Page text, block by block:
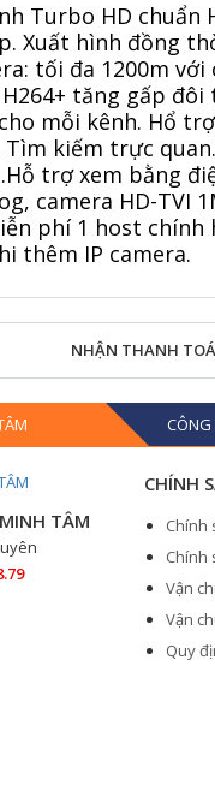
Turbo HD chuẩn
Xuất hình đồng
tối đa 1200m
tăng gấp
mỗi kênh. Hổ
kiếm trực
trợ xem bằng
camera HD-TVI
phí 1 host
thêm IP camera.
NHẬN THANH
CÔNG
TÂM
CHÍNH
Chính
Chính
Vận
Vận
Quy